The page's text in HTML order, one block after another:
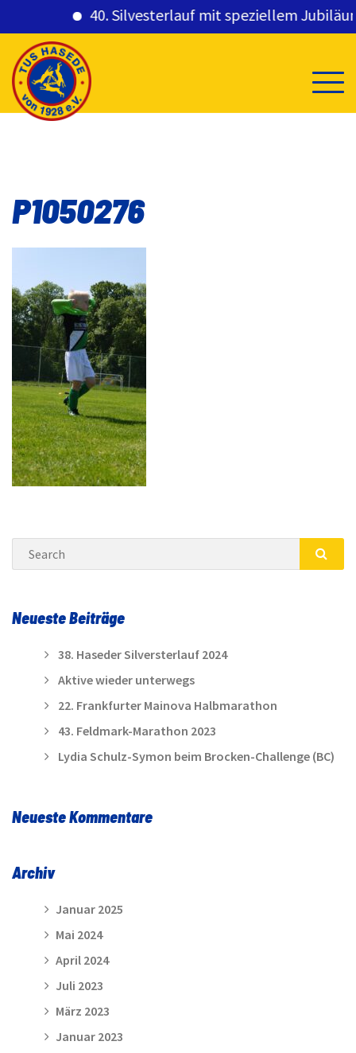
40. Silvesterlauf mit speziellem
content
P1050276
Search
Neueste Beiträge
38. Haseder Silversterlauf 2024
Aktive wieder unterwegs
22. Frankfurter Mainova Halbmarathon
43. Feldmark-Marathon 2023
Lydia Schulz-Symon beim Brocken-Challenge (BC)
Neueste Kommentare
Archiv
Januar 2025
Mai 2024
April 2024
Juli 2023
März 2023
Januar 2023